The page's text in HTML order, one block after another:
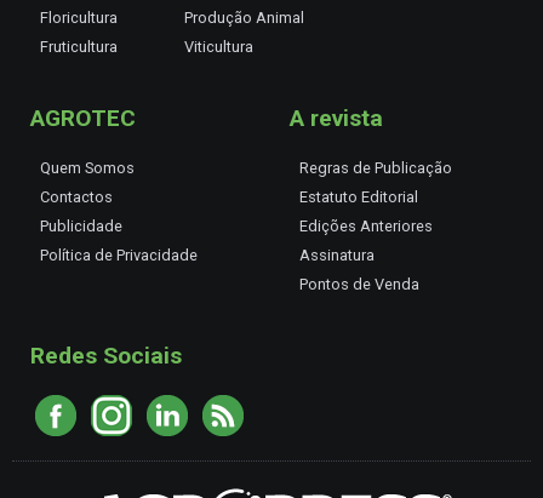
Floricultura
Fruticultura
Produção Animal
Viticultura
AGROTEC
Quem Somos
Contactos
Publicidade
Política de Privacidade
A revista
Regras de Publicação
Estatuto Editorial
Edições Anteriores
Assinatura
Pontos de Venda
Redes Sociais